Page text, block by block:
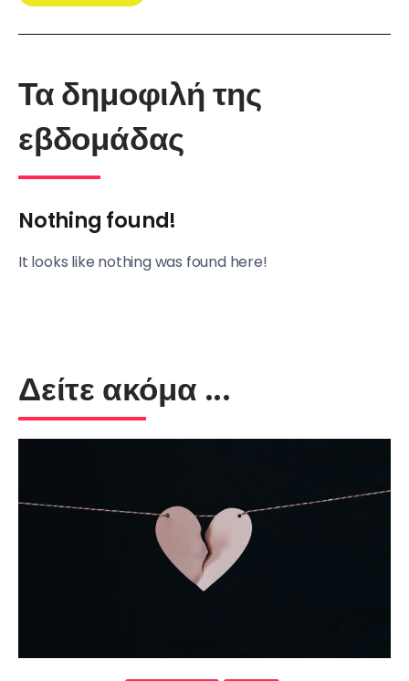
Τα δημοφιλή της
εβδομάδας
Nothing found!
It looks like nothing was found here!
Δείτε ακόμα ...